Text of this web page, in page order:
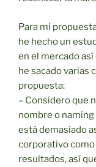
Para mi
he hecho un
en el mercado
he sacado varias
propuesta:
– Considero que
nombre o
está demasiado
corporativo como
resultados, así